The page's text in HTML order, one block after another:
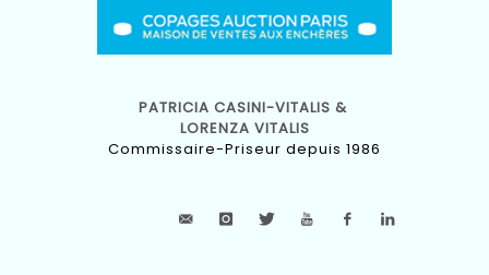
PATRICIA CASINI-VITALIS &
LORENZA VITALIS
Commissaire-Priseur depuis 1986